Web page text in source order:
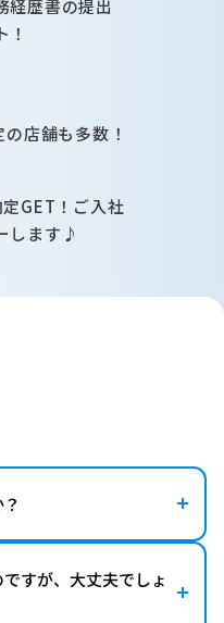
経歴書の提出
店舗も多数！
GET！ご入社
します♪
すが、大丈夫でしょ